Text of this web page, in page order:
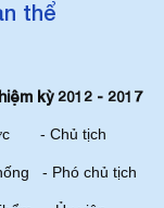
thể
kỳ 2012 - 2017
- Chủ tịch
- Phó chủ tịch